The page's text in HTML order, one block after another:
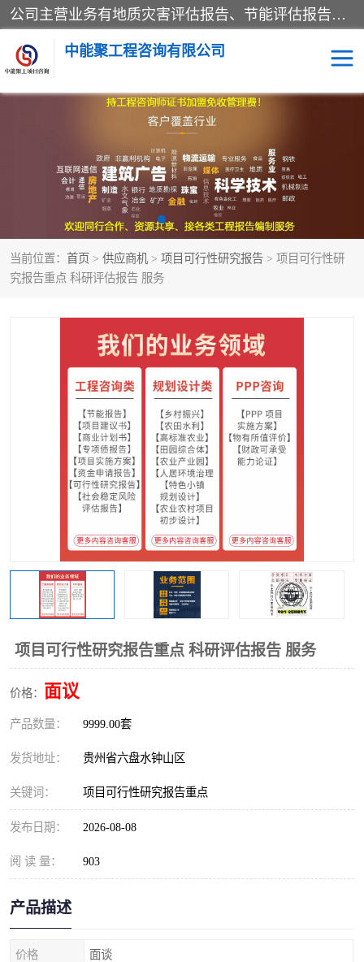
公司主营业务有地质灾害评估报告、节能评估报告、水土保持验收、水资源论证、土地复垦报告、项目可行性研究报告等。是经国家工商总局批准，在法律、法规、决定规定禁止的不得经营；法律、法规、决定规定应当许可（审批）的，经审批机关批准后凭许可（审批）文件经营;法律、法规，市场主体自主选择经营。
中能聚工程咨询有限公司
当前位置： 首页 > 供应商机 > 项目可行性研究报告 > 项目可行性研
究报告重点 科研评估报告 服务
项目可行性研究报告重点 科研评估报告 服务
价格： 面议
产品数量： 9999.00套
发货地址： 贵州省六盘水钟山区
关键词： 项目可行性研究报告重点
发布日期： 2026-08-08
阅 读 量： 903
产品描述
价格 面谈
水资源论证报告 土地复垦报告
地质灾害评估报告 工程项目验收报告
节能评估报告